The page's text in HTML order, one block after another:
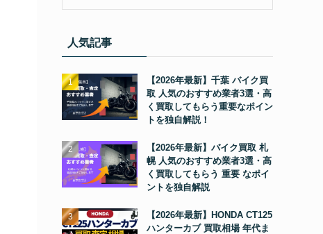
人気記事
【2026年最新】千葉 バイク買
取 人気のおすすめ業者3選・高
く買取してもらう重要なポイン
トを独自解説！
【2026年最新】バイク買取 札
幌 人気のおすすめ業者3選・高
く買取してもらう 重要 なポイ
ントを独自解説
【2026年最新】HONDA CT125
ハンターカブ 買取相場 年代ま